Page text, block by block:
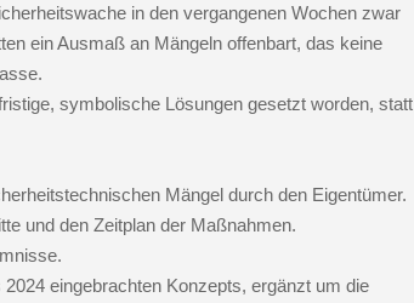
in den vergangenen Wochen zwar
ein Ausmaß an Mängeln offenbart, das keine
symbolische Lösungen gesetzt worden, statt
Mängel durch den Eigentümer.
und den Zeitplan der Maßnahmen.
eingebrachten Konzepts, ergänzt um die